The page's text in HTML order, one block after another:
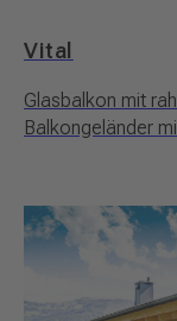
Vital
Glasbalkon mit
Balkongeländer